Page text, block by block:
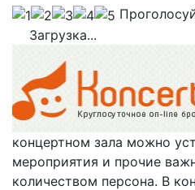
Загрузка...
концертном зала можно
мероприятия и прочие
количеством персона. В